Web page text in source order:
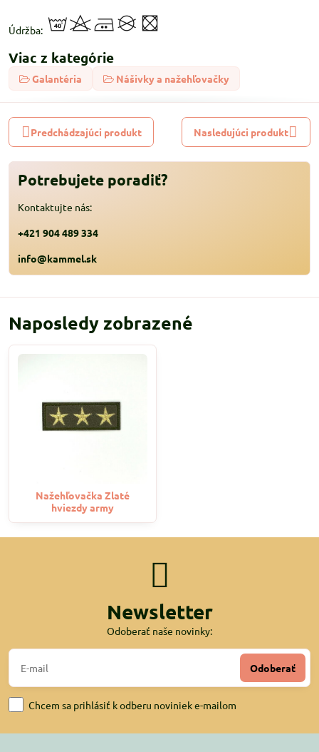
Údržba:
Viac z kategórie
Galantéria Nášivky a nažehľovačky
Predchádzajúci produkt Nasledujúci produkt
Potrebujete poradiť?
Kontaktujte nás:
+421 904 489 334
info@kammel.sk
Naposledy zobrazené
Nažehľovačka Zlaté
hviezdy army
Newsletter
Odoberať naše novinky:
Odoberať
Chcem sa prihlásiť k odberu noviniek e-mailom